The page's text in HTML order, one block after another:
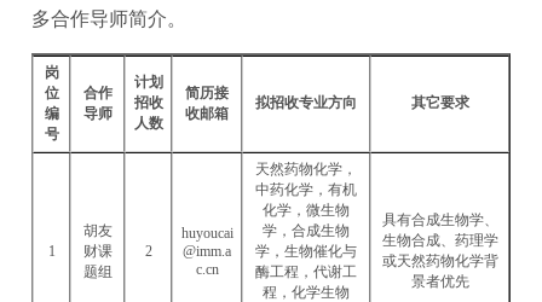
多合作导师简介。
岗
位
编
号
合作
导师
计划
招收
人数
简历接
收邮箱
拟招收专业方向 其它要求
1
胡友
财课
题组
2
huyoucai
@imm.a
c.cn
天然药物化学，
中药化学，有机
化学，微生物
学，合成生物
学，生物催化与
酶工程，代谢工
程，化学生物
具有合成生物学、
生物合成、药理学
或天然药物化学背
景者优先